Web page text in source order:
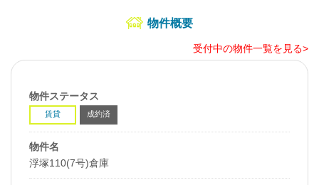
物件概要
受付中の物件一覧を見る>
物件ステータス
賃貸 成約済
物件名
浮塚110(7号)倉庫